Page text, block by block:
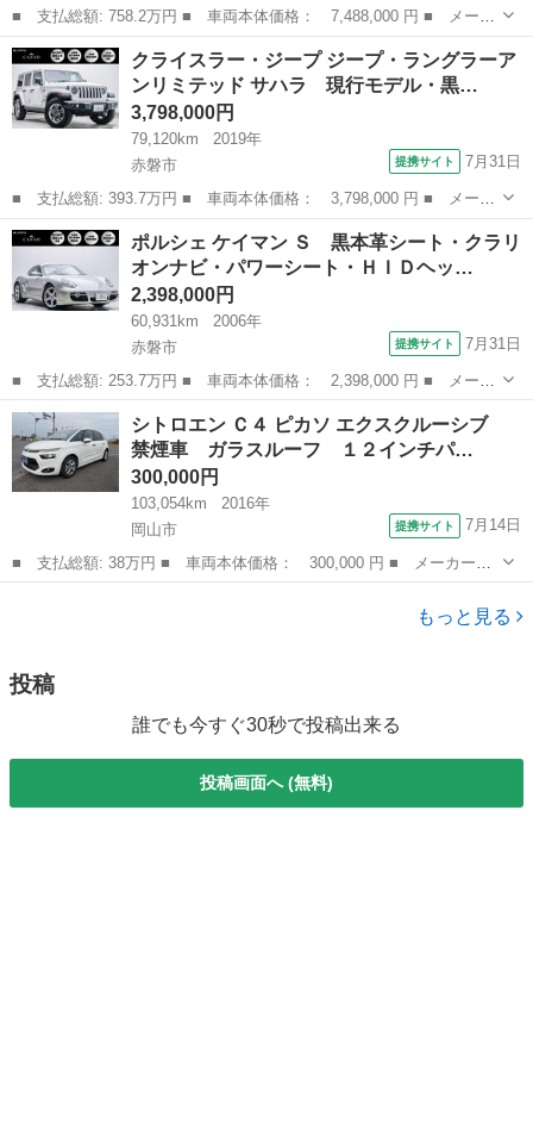
■ 支払総額: 758.2万円 ■ 車両本体価格： 7,488,000 円 ■ メーカ
ー名： ランドローバー ■ 車種名： ディフェンダー ■ グレード
名： １１０Ｘ－ダイナミックＳＥ Ｄ３００ 現行モデル・ハーフ
レザーシ...
岡山 赤磐市 その他
クライスラー・ジープ ジープ・ラングラーア
ンリミテッド サハラ 現行モデル・黒…
3,798,000円
79,120km
2019年
赤磐市
提携サイト 7月31日
■ 支払総額: 393.7万円 ■ 車両本体価格： 3,798,000 円 ■ メーカ
ー名： クライスラー・ジープ ■ 車種名： ジープ・ラングラーア
ンリミテッド ■ グレード名： サハラ 現行モデル・黒本革シー
ト・両側電...
岡山 赤磐市
ポルシェ ケイマン Ｓ 黒本革シート・クラリ
オンナビ・パワーシート・ＨＩＤヘッ…
2,398,000円
60,931km
2006年
赤磐市
提携サイト 7月31日
■ 支払総額: 253.7万円 ■ 車両本体価格： 2,398,000 円 ■ メーカ
ー名： ポルシェ ■ 車種名： ケイマン ■ グレード名： Ｓ 黒
本革シート・クラリオンナビ・パワーシート・ＨＩＤヘッドライト・
純正１８...
岡山 赤磐市 その他
シトロエン Ｃ４ ピカソ エクスクルーシブ
禁煙車 ガラスルーフ １２インチパ…
300,000円
103,054km
2016年
岡山市
提携サイト 7月14日
■ 支払総額: 38万円 ■ 車両本体価格： 300,000 円 ■ メーカー
名： シトロエン ■ 車種名： Ｃ４ ピカソ ■ グレード名： エク
スクルーシブ 禁煙車 ガラスルーフ １２インチパノラミックスク
もっと見る
投稿
誰でも今すぐ30秒で投稿出来る
投稿画面へ (無料)